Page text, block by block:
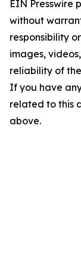
EIN Presswire
without
responsibility
images,
reliability of
If you have
related to this
above.